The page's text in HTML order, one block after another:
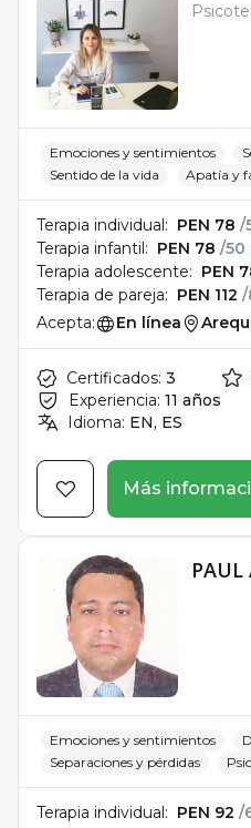
Emociones y sentimientos
Sentido de la vida
Apatía y
Terapia individual: PEN 78 /
Terapia infantil: PEN 78 /50
Terapia adolescente: PEN
Terapia de pareja: PEN 112 /
Acepta:
En línea
Certificados: 3
Experiencia: 11 años
Idioma: EN, ES
Más
Emociones y sentimientos
Separaciones y pérdidas
Terapia individual: PEN 92 /